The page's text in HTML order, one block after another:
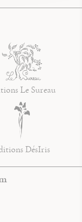
Le Sureau
DésIris